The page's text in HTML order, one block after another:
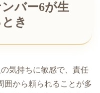
バー6が生
き
気持ちに敏感で、責任
囲から頼られることが多